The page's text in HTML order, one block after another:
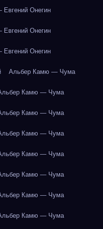
Онегин
Онегин
Онегин
Альбер Камю — Чума
Камю — Чума
Камю — Чума
Камю — Чума
Камю — Чума
Камю — Чума
Камю — Чума
Камю — Чума